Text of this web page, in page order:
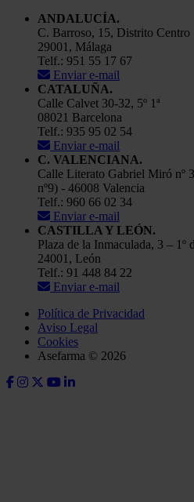
ANDALUCÍA.
C. Barroso, 15, Distrito Centro
29001, Málaga
Telf.: 951 55 17 67
Enviar e-mail
CATALUÑA.
Calle Calvet 30-32, 5º 1ª
08021 Barcelona
Telf.: 935 95 02 54
Enviar e-mail
C. VALENCIANA.
Calle Literato Gabriel Miró nº
nº9) - 46008 Valencia
Telf.: 960 66 02 34
Enviar e-mail
CASTILLA Y LEÓN.
Plaza de la Inmaculada, 3 – 1º
24001, León
Telf.: 91 448 84 22
Enviar e-mail
Política de Privacidad
Aviso Legal
Cookies
Asefarma © 2026